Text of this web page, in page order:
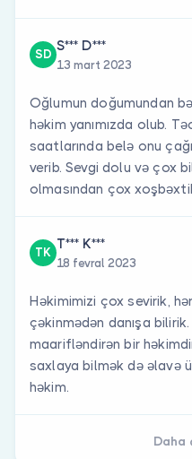
SD
S*** D***
13 mart 2023
Oğlumun doğumundan
həkim yanımızda olub.
saatlarında belə onu
verib. Sevgi dolu və çox
olmasından çox
TK
T*** K***
18 fevral 2023
Həkimimizi çox sevirik, hər
çəkinmədən danışa
maarifləndirən bir
saxlaya bilmək də əlavə
həkim.
Daha